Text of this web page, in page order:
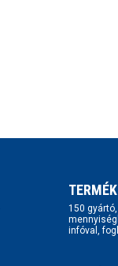
150
infóval,